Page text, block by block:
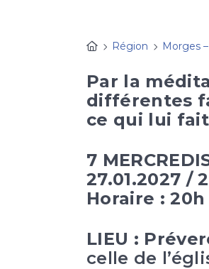
Région Morges
Par la
différentes
ce qui lui
7
27.01.2027 /
Horaire : 20h
LIEU :
celle de